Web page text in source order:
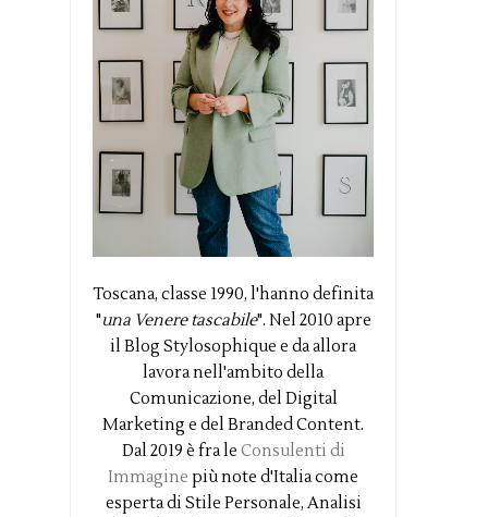
Toscana, classe 1990, l'hanno definita
"una Venere tascabile". Nel 2010 apre
il Blog Stylosophique e da allora
lavora nell'ambito della
Comunicazione, del Digital
Marketing e del Branded Content.
Dal 2019 è fra le Consulenti di
Immagine più note d'Italia come
esperta di Stile Personale, Analisi